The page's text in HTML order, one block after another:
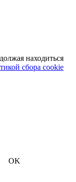
находиться
сбора cookie
OK